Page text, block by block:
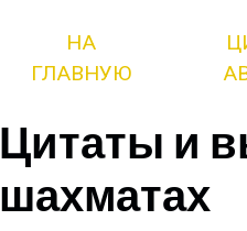
НА
ГЛАВНУЮ
Цитаты и
шахматах